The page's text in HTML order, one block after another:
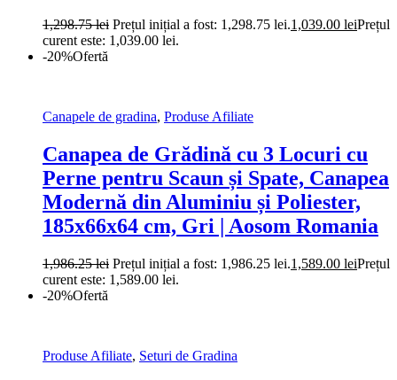
1,298.75lei Prețul inițial a fost: 1,298.75 lei.1,039.00 leiPrețul
curent este: 1,039.00 lei.
-20%Ofertă
Canapele de gradina, Produse Afiliate
Canapea de Grădină cu 3 Locuri cu
Perne pentru Scaun și Spate, Canapea
Modernă din Aluminiu și Poliester,
185x66x64 cm, Gri | Aosom Romania
1,986.25lei Prețul inițial a fost: 1,986.25 lei.1,589.00 leiPrețul
curent este: 1,589.00 lei.
-20%Ofertă
Produse Afiliate, Seturi de Gradina